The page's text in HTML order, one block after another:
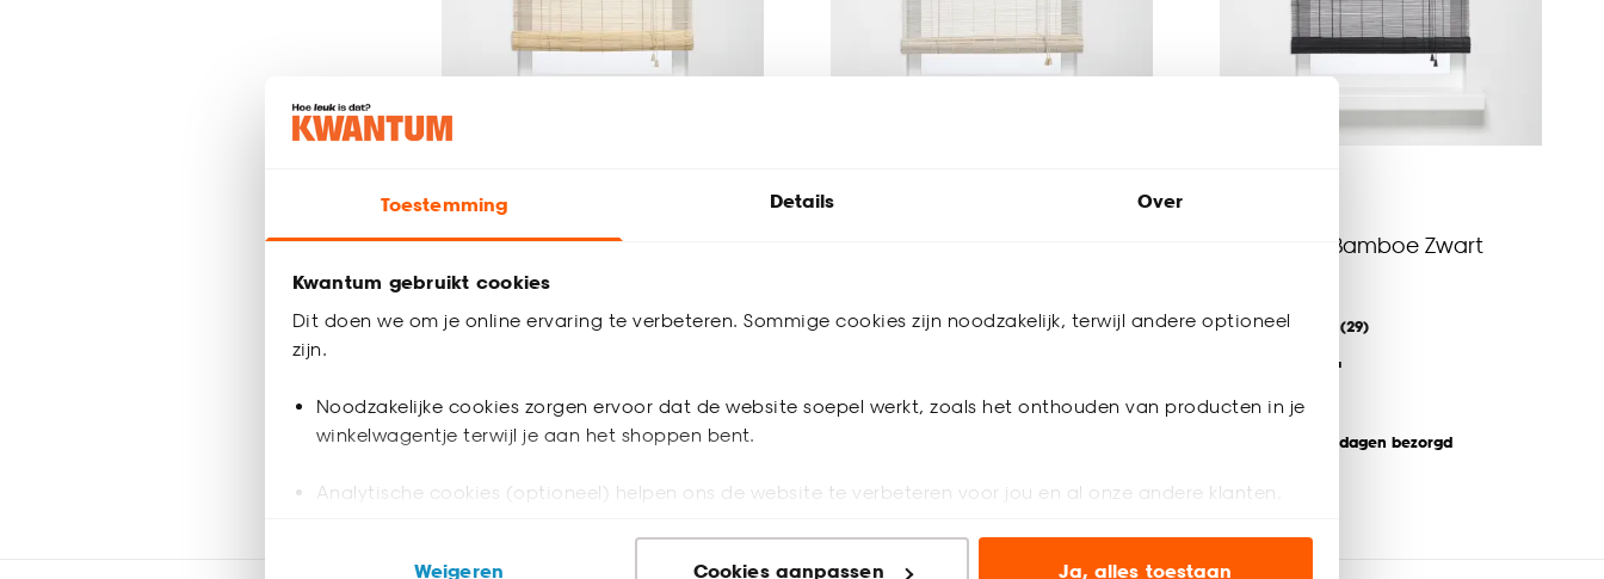
Toestemming Details Over
Kwantum gebruikt cookies
Dit doen we om je online ervaring te verbeteren. Sommige cookies zijn noodzakelijk, terwijl andere optioneel
zijn.
Noodzakelijke cookies zorgen ervoor dat de website soepel werkt, zoals het onthouden van producten in je
winkelwagentje terwijl je aan het shoppen bent.
Analytische cookies (optioneel) helpen ons de website te verbeteren voor jou en al onze andere klanten.
Weigeren Cookies aanpassen Ja, alles toestaan
Rolgordijn Bamboe Naturel
4.2 (58)
Binnen 2-3 werkdagen bezorgd
4.3(17)
Rolgordijn Bamboe Zwart
(29)
-
Binnen 2-3 werkdagen bezorgd